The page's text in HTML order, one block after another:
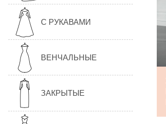
С РУКАВАМИ
ВЕНЧАЛЬНЫЕ
ЗАКРЫТЫЕ